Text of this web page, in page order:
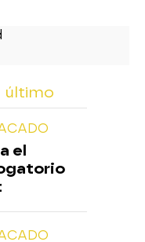
último
el